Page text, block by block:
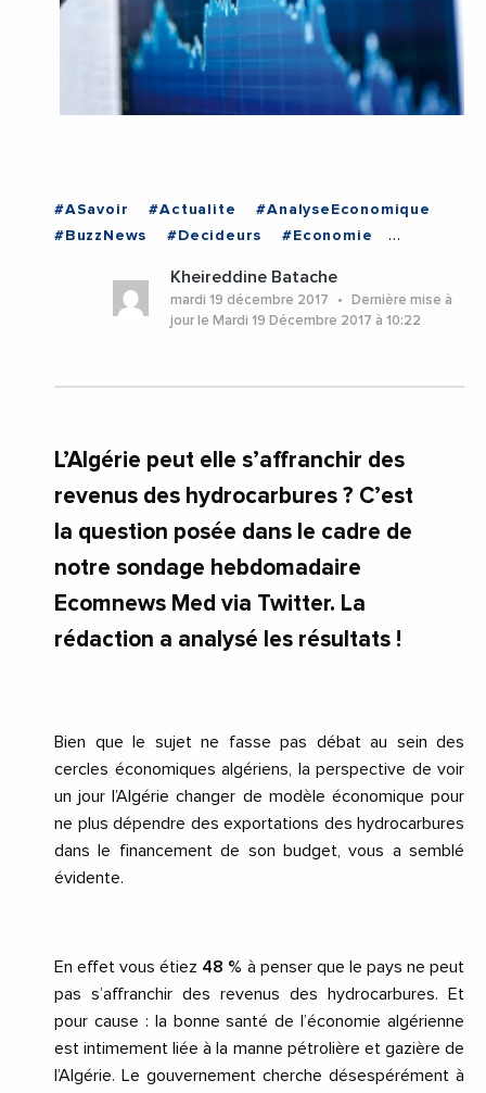
#ASavoir #Actualite
#AnalyseEconomique
#BuzzNews
#Decideurs
#Economie
#ALGERIE
Kheireddine Batache
mardi 19 décembre 2017
Dernière mise à
jour le Mardi 19 Décembre 2017 à 10:22
L’Algérie peut elle s’affranchir des
revenus des hydrocarbures ? C’est
la question posée dans le cadre de
notre sondage hebdomadaire
Ecomnews Med via Twitter. La
rédaction a analysé les résultats !
Bien que le sujet ne fasse pas débat au sein des
cercles économiques algériens, la perspective de voir
un jour l’Algérie changer de modèle économique pour
ne plus dépendre des exportations des hydrocarbures
dans le financement de son budget, vous a semblé
évidente.
En effet vous étiez 48 % à penser que le pays ne peut
pas s’affranchir des revenus des hydrocarbures. Et
pour cause : la bonne santé de l’économie algérienne
est intimement liée à la manne pétrolière et gazière de
l’Algérie. Le gouvernement cherche désespérément à